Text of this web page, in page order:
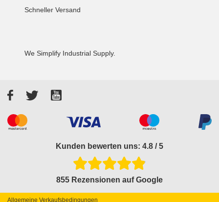
Schneller Versand
We Simplify Industrial Supply.
FacebookTwitterYouTube
Kunden bewerten uns: 4.8 / 5
855 Rezensionen auf Google
Allgemeine Verkaufsbedingungen